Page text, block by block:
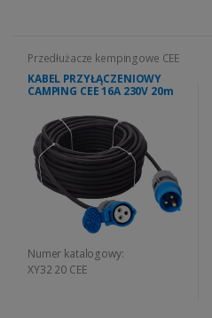
Przedłużacze kempingowe CEE
KABEL PRZYŁĄCZENIOWY
CAMPING CEE 16A 230V 20m
Numer katalogowy:
XY32 20 CEE